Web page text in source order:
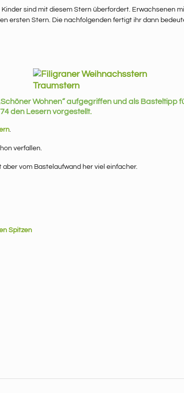
sind mit diesem Stern überfordert. Erwachsenen
ersten Stern. Die nachfolgenden fertigt ihr dann
Wohnen“ aufgegriffen und als Basteltipp
den Lesern vorgestellt.
.
verfallen.
vom Bastelaufwand her viel einfacher.
Spitzen